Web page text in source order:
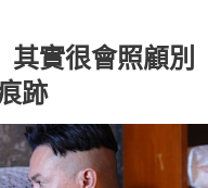
實很會照顧別
跡